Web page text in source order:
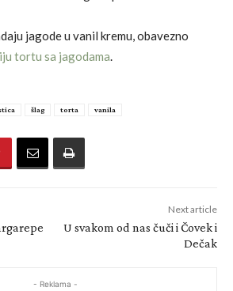
jagode u vanil kremu, obavezno
tortu sa jagodama.
šlag torta vanila
Next article
U svakom od nas čuči i Čovek i
Dečak
- Reklama -